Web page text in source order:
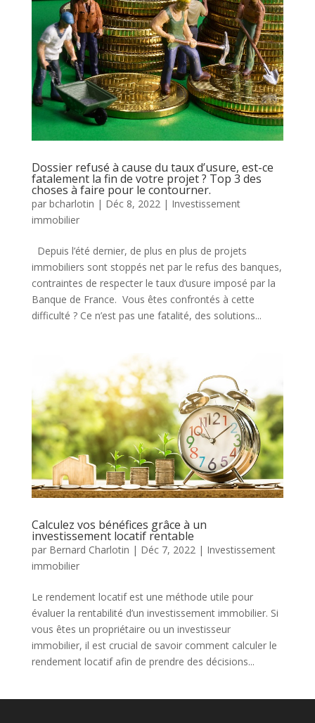
Dossier refusé à cause du taux d’usure, est-ce
fatalement la fin de votre projet ? Top 3 des
choses à faire pour le contourner.
par bcharlotin | Déc 8, 2022 | Investissement
immobilier
Depuis l’été dernier, de plus en plus de projets
immobiliers sont stoppés net par le refus des banques,
contraintes de respecter le taux d’usure imposé par la
Banque de France. Vous êtes confrontés à cette
difficulté ? Ce n’est pas une fatalité, des solutions...
Calculez vos bénéfices grâce à un
investissement locatif rentable
par Bernard Charlotin | Déc 7, 2022| Investissement
immobilier
Le rendement locatif est une méthode utile pour
évaluer la rentabilité d’un investissement immobilier. Si
vous êtes un propriétaire ou un investisseur
immobilier, il est crucial de savoir comment calculer le
rendement locatif afin de prendre des décisions...